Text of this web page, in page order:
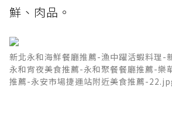
鮮、肉品。
新北永和海鮮餐廳推薦-漁中躍活蝦料理-
永和宵夜美食推薦-永和聚餐餐廳推薦-樂
推薦-永安市場捷運站附近美食推薦-